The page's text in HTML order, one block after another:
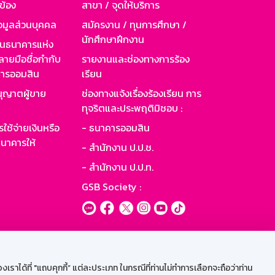
ได้ที่ "แถบคุกกี้” แต่ละประเภท ในกรณีที่ท่านไม่ทำการเลือกจะถือว่าท่าน
อง
มูลส่วนบุคคล
นาคารแห่ง
ายมือชื่อกำกับ
รออมสิน
ญาตผู้ขาย
ช้จ่ายเงินหรือ
คารให้
สาขา / จุดให้บริการ
สมัครงาน / ทุนการศึกษา /
นักศึกษาฝึกงาน
รายงานและช่องทางการร้อง
เรียน
ช่องทางแจ้งเรื่องร้องเรียน การ
ทุจริตและประพฤติมิชอบ :
- ธนาคารออมสิน
- สำนักงาน ป.ป.ช.
- สำนักงาน ป.ป.ท.
GSB Society :